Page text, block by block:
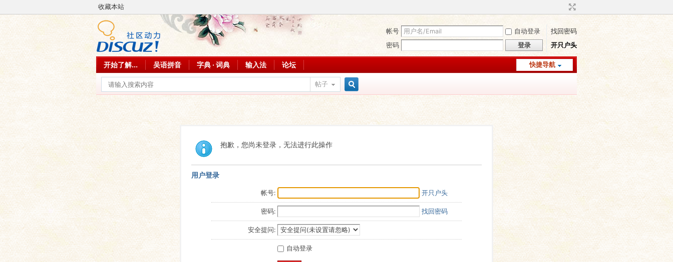
收藏本站
帐号 自动登录
找回密码
密码
登录 开只户头
快捷导航
开始了解... 吴语拼音 字典 · 词典 输入法 论坛
帖子
抱歉，您尚未登录，无法进行此操作
用户登录
帐号: 开只户头
密码: 找回密码
安全提问:
自动登录